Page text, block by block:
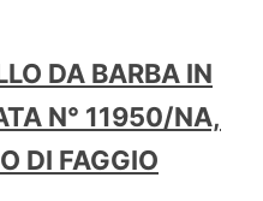
DA BARBA IN
N° 11950/NA,
DI FAGGIO